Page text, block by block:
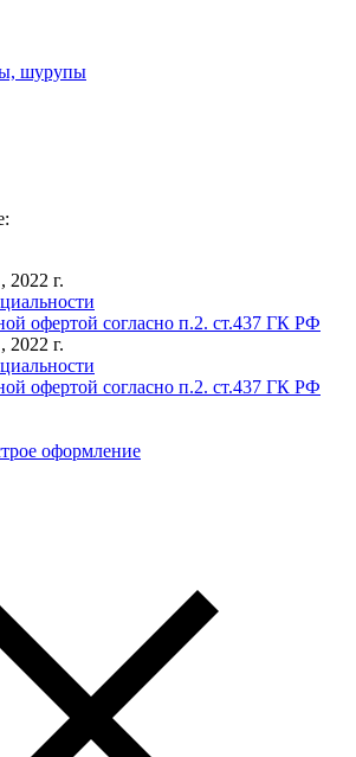
шурупы
2022 г.
офертой согласно п.2. ст.437 ГК РФ
2022 г.
офертой согласно п.2. ст.437 ГК РФ
оформление